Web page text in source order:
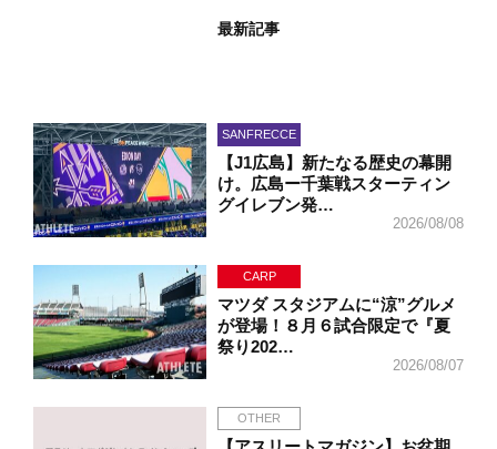
最新記事
SANFRECCE
【J1広島】新たなる歴史の幕開
け。広島ー千葉戦スターティン
グイレブン発…
2026/08/08
CARP
マツダ スタジアムに“涼”グルメ
が登場！８月６試合限定で『夏
祭り202…
2026/08/07
OTHER